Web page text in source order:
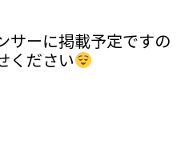
サーに掲載予定ですの
ください